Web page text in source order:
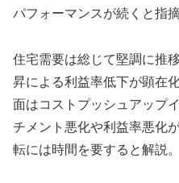
パフォーマンスが続くと指摘
住宅需要は総じて堅調に推
昇による利益率低下が顕在
面はコストプッシュアップ
チメント悪化や利益率悪化
転には時間を要すると解説。